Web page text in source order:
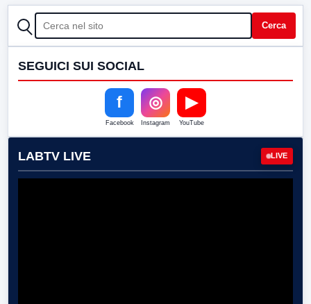
CERCA Cerca
SEGUICI SUI SOCIAL
f
Facebook
◎
Instagram
▶
YouTube
LABTV LIVE LIVE